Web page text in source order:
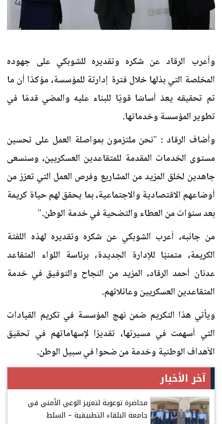
وأعرب الرقاد عن شكره وتقديره للشوبكي على جهوده
المخلصة التي بذلها خلال فترة إدارتة للمؤسسة، مؤكدًا أن ما
تم تحقيقه يعدّ أساسًا قويًا للبناء عليه والمضي قدمًا في
تطوير المؤسسة وخدماتها.
وأضاف الرقاد : "نحن ملتزمون بمواصلة العمل على تحسين
مستوى الخدمات المقدمة للمتقاعدين العسكريين، وسنسعى
جاهدين لخلق المزيد من المشاريع وفرص العمل التي تعزز من
أوضاعهم الاقتصادية والاجتماعية، بما يحقق لهم حياة كريمة
بعد سنوات من العطاء والتضحية في خدمة الوطن."
من جانبه، أعرب الشوبكي عن شكره وتقديره لهذه اللفتة
الكريمة، متمنيًا للإدارة الجديدة، برئاسة اللواء المتقاعد
عدنان أحمد الرقاد، المزيد من النجاح والتوفيق في خدمة
المتقاعدين العسكريين وعائلاتهم.
ويأتي هذا التكريم ضمن نهج المؤسسة في تكريم القيادات
التي أسهمت في مسيرتها، تقديرًا لإسهاماتهم في تحقيق
الأهداف الوطنية وخدمة من ضحوا في سبيل الوطن.
آخر الأخبار
محاضرة توعوية لتعزيز الوعي الأمني في
جامعة البلقاء التطبيقية – السلط